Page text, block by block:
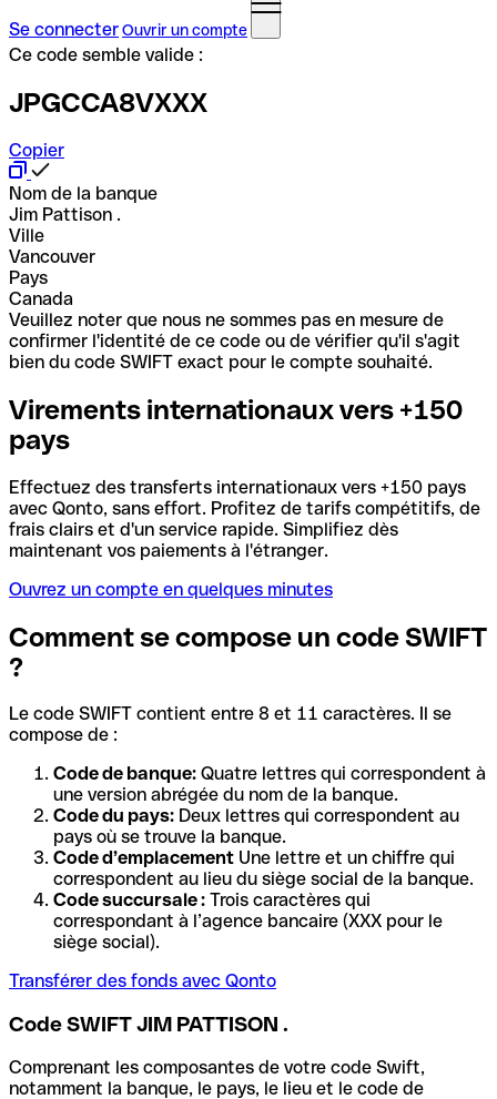
Se connecterOuvrir un compte
Ce code semble valide :
JPGCCA8VXXX
Copier
Nom de la banque
Jim Pattison .
Ville
Vancouver
Pays
Canada
Veuillez noter que nous ne sommes pas en mesure de
confirmer l'identité de ce code ou de vérifier qu'il s'agit
bien du code SWIFT exact pour le compte souhaité.
Virements internationaux vers +150
pays
Effectuez des transferts internationaux vers +150 pays
avec Qonto, sans effort. Profitez de tarifs compétitifs, de
frais clairs et d'un service rapide. Simplifiez dès
maintenant vos paiements à l'étranger.
Ouvrez un compte en quelques minutes
Comment se compose un code SWIFT
?
Le code SWIFT contient entre 8 et 11 caractères. Il se
compose de :
Code de banque: Quatre lettres qui correspondent à
une version abrégée du nom de la banque.
Code du pays: Deux lettres qui correspondent au
pays où se trouve la banque.
Code d’emplacement Une lettre et un chiffre qui
correspondent au lieu du siège social de la banque.
Code succursale : Trois caractères qui
correspondant à l’agence bancaire (XXX pour le
siège social).
Transférer des fonds avec Qonto
Code SWIFT JIM PATTISON .
Comprenant les composantes de votre code Swift,
notamment la banque, le pays, le lieu et le code de